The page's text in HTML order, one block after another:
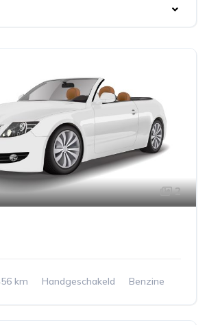
2
km Handgeschakeld
Benzine